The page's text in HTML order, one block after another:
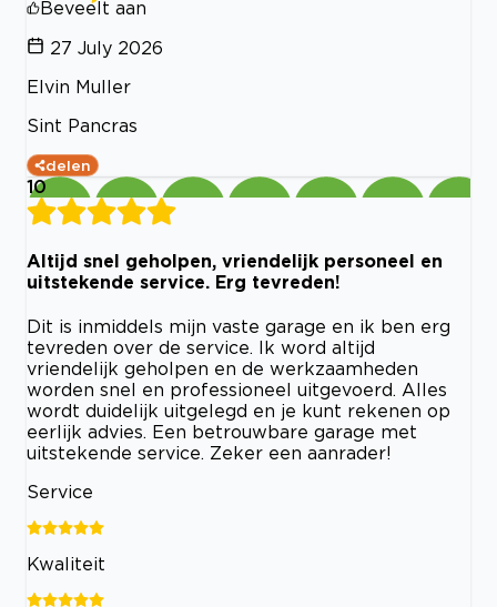
Beveelt aan
27 July 2026
Elvin Muller
Sint Pancras
delen
10
Altijd snel geholpen, vriendelijk personeel en
uitstekende service. Erg tevreden!
Dit is inmiddels mijn vaste garage en ik ben erg
tevreden over de service. Ik word altijd
vriendelijk geholpen en de werkzaamheden
worden snel en professioneel uitgevoerd. Alles
wordt duidelijk uitgelegd en je kunt rekenen op
eerlijk advies. Een betrouwbare garage met
uitstekende service. Zeker een aanrader!
Service
Kwaliteit